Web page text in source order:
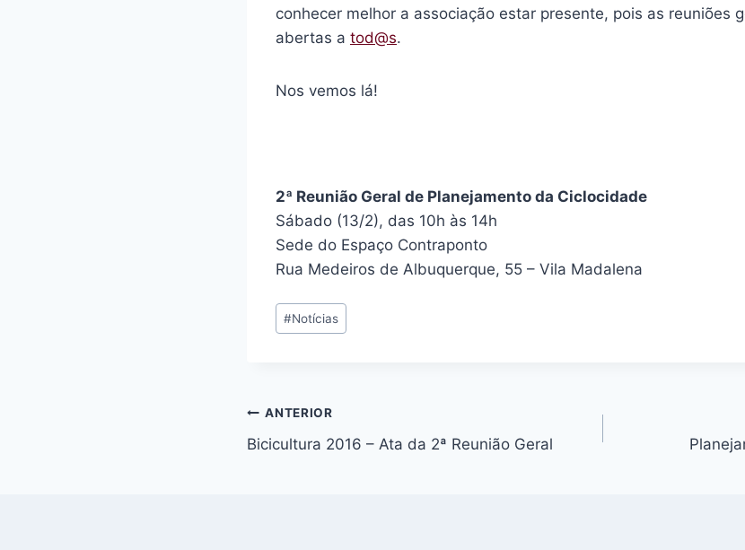
conhecer melhor a associação estar presente, pois as reuniões
abertas a tod@s.
Nos vemos lá!
2ª Reunião Geral de Planejamento da Ciclocidade
Sábado (13/2), das 10h às 14h
Sede do Espaço Contraponto
Rua Medeiros de Albuquerque, 55 – Vila Madalena
Tags
do
#Notícias
Navegação
de
ANTERIOR
Bicicultura 2016 – Ata da 2ª Reunião Geral